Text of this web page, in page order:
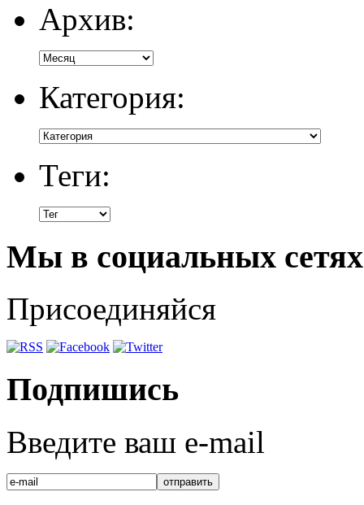
Архив:
Категория:
Теги:
Мы в социальных сетях
Присоединяйся
Подпишись
Введите ваш e-mail